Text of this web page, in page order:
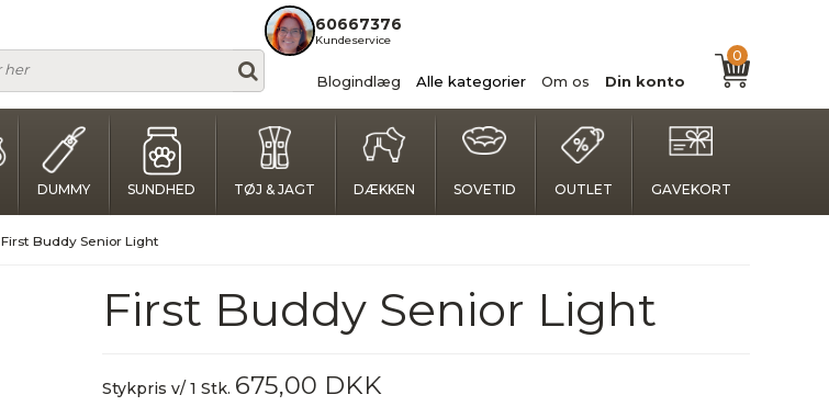
60667376
Kundeservice
Blogindlæg Alle kategorier Om os Din konto
0
DUMMY SUNDHED TØJ & JAGT DÆKKEN SOVETID OUTLET GAVEKORT
First Buddy Senior Light
First Buddy Senior Light
Stykpris v/ 1 Stk. 675,00 DKK